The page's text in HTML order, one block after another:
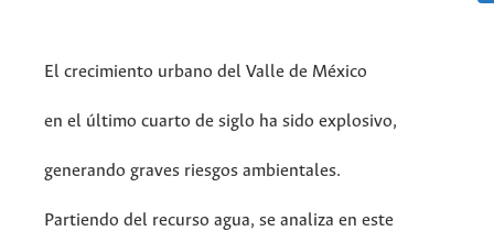
El crecimiento urbano del Valle de México
en el último cuarto de siglo ha sido explosivo,
generando graves riesgos ambientales.
Partiendo del recurso agua, se analiza en este